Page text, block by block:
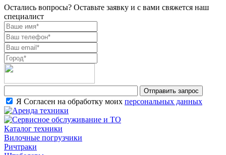
Новая складская техника TOYOTA и Noblelift
Остались вопросы? Оставьте заявку и с вами свяжется наш
специалист
Я Согласен на обработку моих